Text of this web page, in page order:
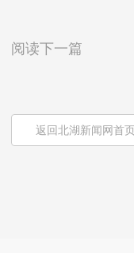
阅读下一篇
返回北湖新闻网首页